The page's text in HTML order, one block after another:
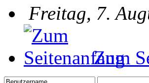
Freitag, 7.
Zum